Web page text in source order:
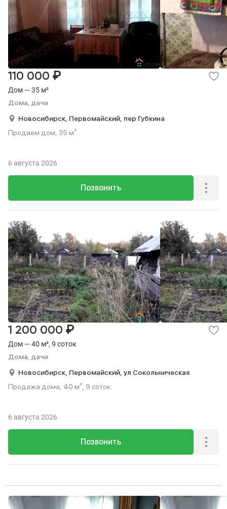
Дом — 35 м²
Дома, дачи
110 000 ₽
Новосибирск, Первомайский, пер Губкина
Продаем дом, 35 м².
Позвонить
6 августа 2026
Дом — 40 м², 9 соток
Дома, дачи
1 200 000 ₽
Новосибирск, Первомайский, ул Сокольническая
Продажа дома, 40 м², 9 соток.
Позвонить
6 августа 2026